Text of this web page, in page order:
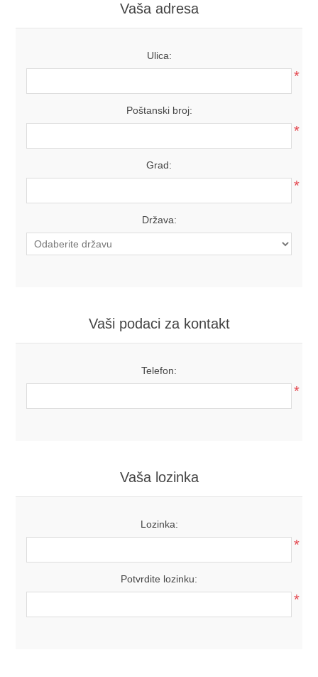
Vaša adresa
Ulica:
*
Poštanski broj:
*
Grad:
*
Država:
Vaši podaci za kontakt
Telefon:
*
Vaša lozinka
Lozinka:
*
Potvrdite lozinku:
*